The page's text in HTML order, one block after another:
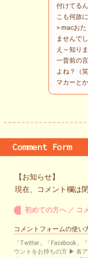
付けてる
こも何故
> macお
ませんでし
え～知り
一昔前の
よね？（笑
マカーと
Comment Form
【お知らせ】
現在、コメント欄は
初めての方へ ／ コ
コメントフォームの使い
「Twitter」「Facebook」
ウントをお持ちの方 ▶ 各